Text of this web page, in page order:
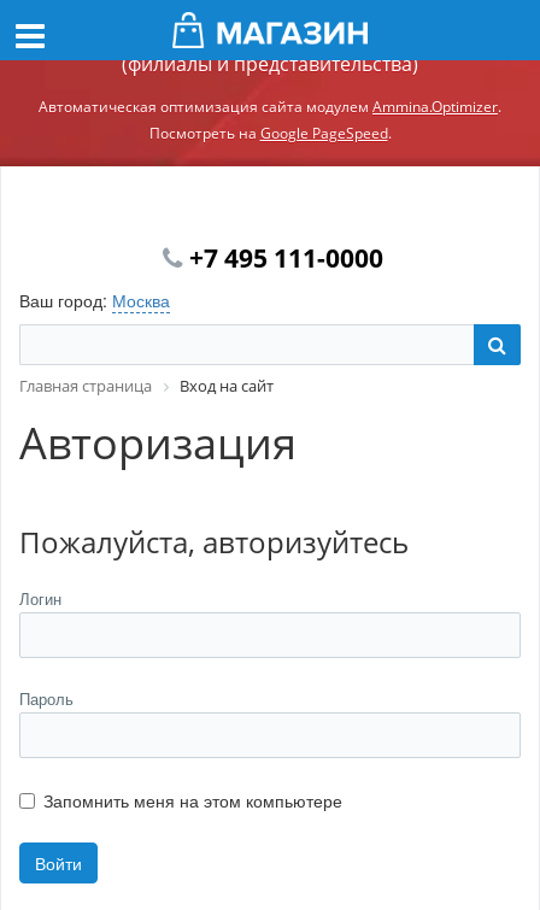
Демонстрационный сайт модуля Ammina.Регионы
(филиалы и представительства)
Автоматическая оптимизация сайта модулем Ammina.Optimizer.
Посмотреть на Google PageSpeed.
+7 495 111-0000
Ваш город: Москва
Главная страница Вход на сайт
Авторизация
Пожалуйста, авторизуйтесь
Логин
Пароль
Запомнить меня на этом компьютере